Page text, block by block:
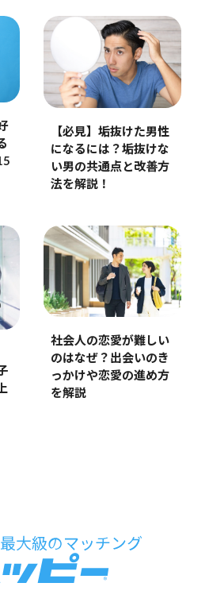
【必見】垢抜けた男性
になるには？垢抜けな
い男の共通点と改善方
法を解説！
社会人の恋愛が難しい
のはなぜ？出会いのき
っかけや恋愛の進め方
を解説